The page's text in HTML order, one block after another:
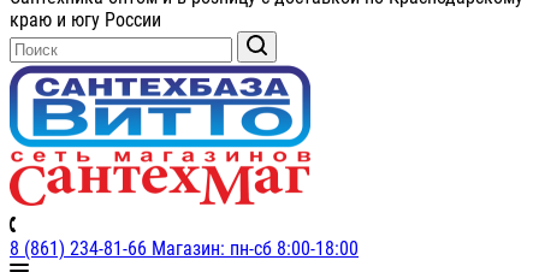
краю и югу России
8 (861) 234-81-66 Магазин: пн-сб 8:00-18:00